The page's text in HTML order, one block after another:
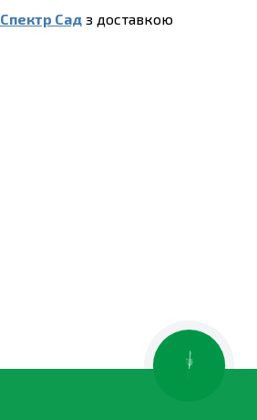
Спектр Сад з доставкою
КНОПКА
ЗВ'ЯЗКУ